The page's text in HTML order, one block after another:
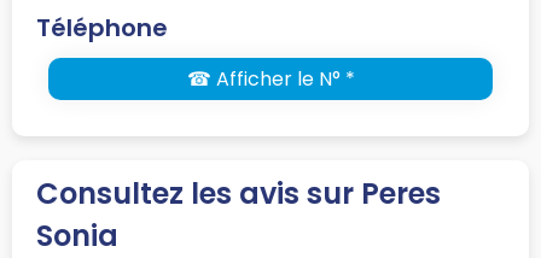
Téléphone
☎ Afficher le N° *
Consultez les avis sur Peres
Sonia